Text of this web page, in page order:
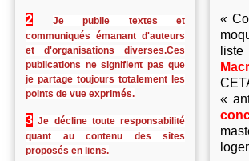
2
Je publie textes et
communiqués émanant d'auteurs
et d'organisations diverses.Ces
publications ne signifient pas que
je partage toujours totalement les
points de vue exprimés.
3 Je décline toute responsabilité
quant au contenu des sites
proposés en liens.
«
«